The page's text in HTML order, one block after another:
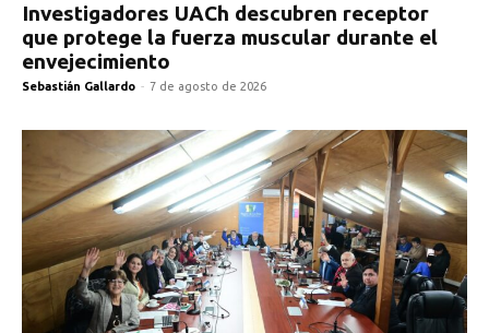
Investigadores UACh descubren receptor
que protege la fuerza muscular durante el
envejecimiento
Sebastián Gallardo - 7 de agosto de 2026